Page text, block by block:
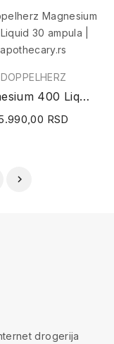
DOPPELHERZ
Magnesium 400 Liquid 30 ampula
RSD

drogerija